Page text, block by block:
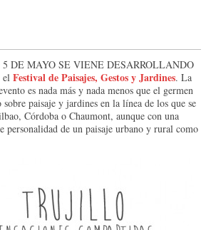
5 de mayo se viene desarrollando
el Festival de Paisajes, Gestos y Jardines. La
es nada más y nada menos que el germen
paisaje y jardines en la línea de los que se
Córdoba o Chaumont, aunque con una
personalidad de un paisaje urbano y rural como